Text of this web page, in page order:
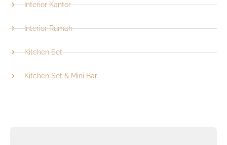
Interior Kantor
Interior Rumah
Kitchen Set
Kitchen Set & Mini Bar